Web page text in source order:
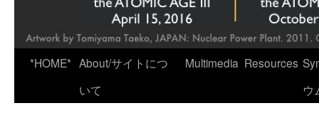
*HOME* About/サイトにつ
いて
Multimedia Resources
ウ